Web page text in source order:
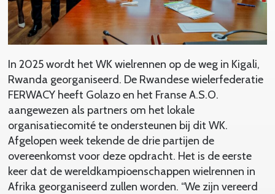
In 2025 wordt het WK wielrennen op de weg in Kigali,
Rwanda georganiseerd. De Rwandese wielerfederatie
FERWACY heeft Golazo en het Franse A.S.O.
aangewezen als partners om het lokale
organisatiecomité te ondersteunen bij dit WK.
Afgelopen week tekende de drie partijen de
overeenkomst voor deze opdracht. Het is de eerste
keer dat de wereldkampioenschappen wielrennen in
Afrika georganiseerd zullen worden. “We zijn vereerd